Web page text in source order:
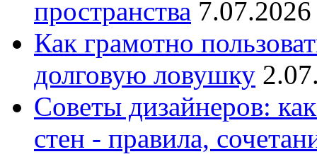
пространства
Как грамотно
долговую ловушку
Советы дизайнеров:
стен - правила,